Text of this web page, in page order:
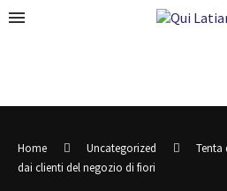
Home Uncategorized
Tenta
dai clienti del negozio di fiori